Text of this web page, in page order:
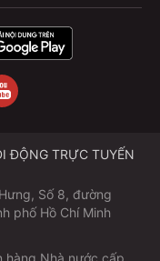
ĐỘNG TRỰC TUYẾN
Số 8, đường
phố Hồ Chí Minh